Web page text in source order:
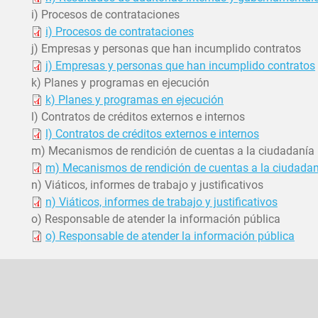
i) Procesos de contrataciones
i) Procesos de contrataciones
j) Empresas y personas que han incumplido contratos
j) Empresas y personas que han incumplido contratos
k) Planes y programas en ejecución
k) Planes y programas en ejecución
l) Contratos de créditos externos e internos
l) Contratos de créditos externos e internos
m) Mecanismos de rendición de cuentas a la ciudadanía
m) Mecanismos de rendición de cuentas a la
n) Viáticos, informes de trabajo y justificativos
n) Viáticos, informes de trabajo y justificativos
o) Responsable de atender la información pública
o) Responsable de atender la información pública